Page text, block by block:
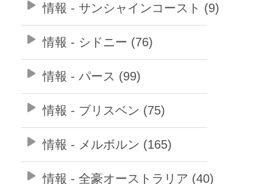
情報 - サンシャインコースト (9)
情報 - シドニー (76)
情報 - パース (99)
情報 - ブリスベン (75)
情報 - メルボルン (165)
情報 - 全豪オーストラリア (40)